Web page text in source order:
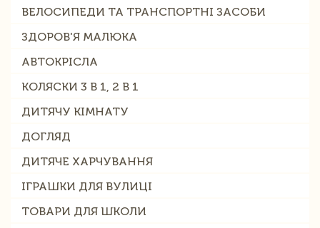
ВЕЛОСИПЕДИ ТА ТРАНСПОРТНІ ЗАСОБИ
ЗДОРОВ'Я МАЛЮКА
АВТОКРІСЛА
КОЛЯСКИ 3 В 1, 2 В 1
ДИТЯЧУ КІМНАТУ
ДОГЛЯД
ДИТЯЧЕ ХАРЧУВАННЯ
ІГРАШКИ ДЛЯ ВУЛИЦІ
ТОВАРИ ДЛЯ ШКОЛИ